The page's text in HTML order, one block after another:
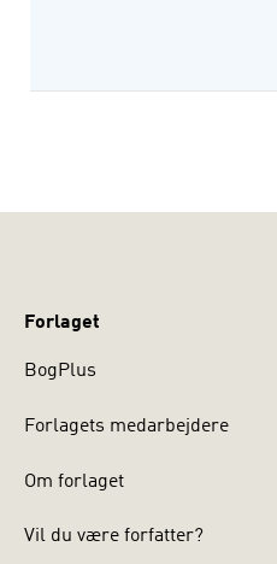
Forlaget
BogPlus
Forlagets medarbejdere
Om forlaget
Vil du være forfatter?